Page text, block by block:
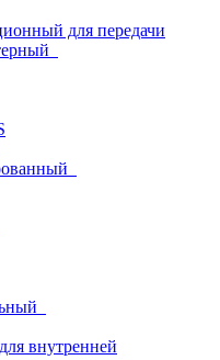
для передачи
внутренней